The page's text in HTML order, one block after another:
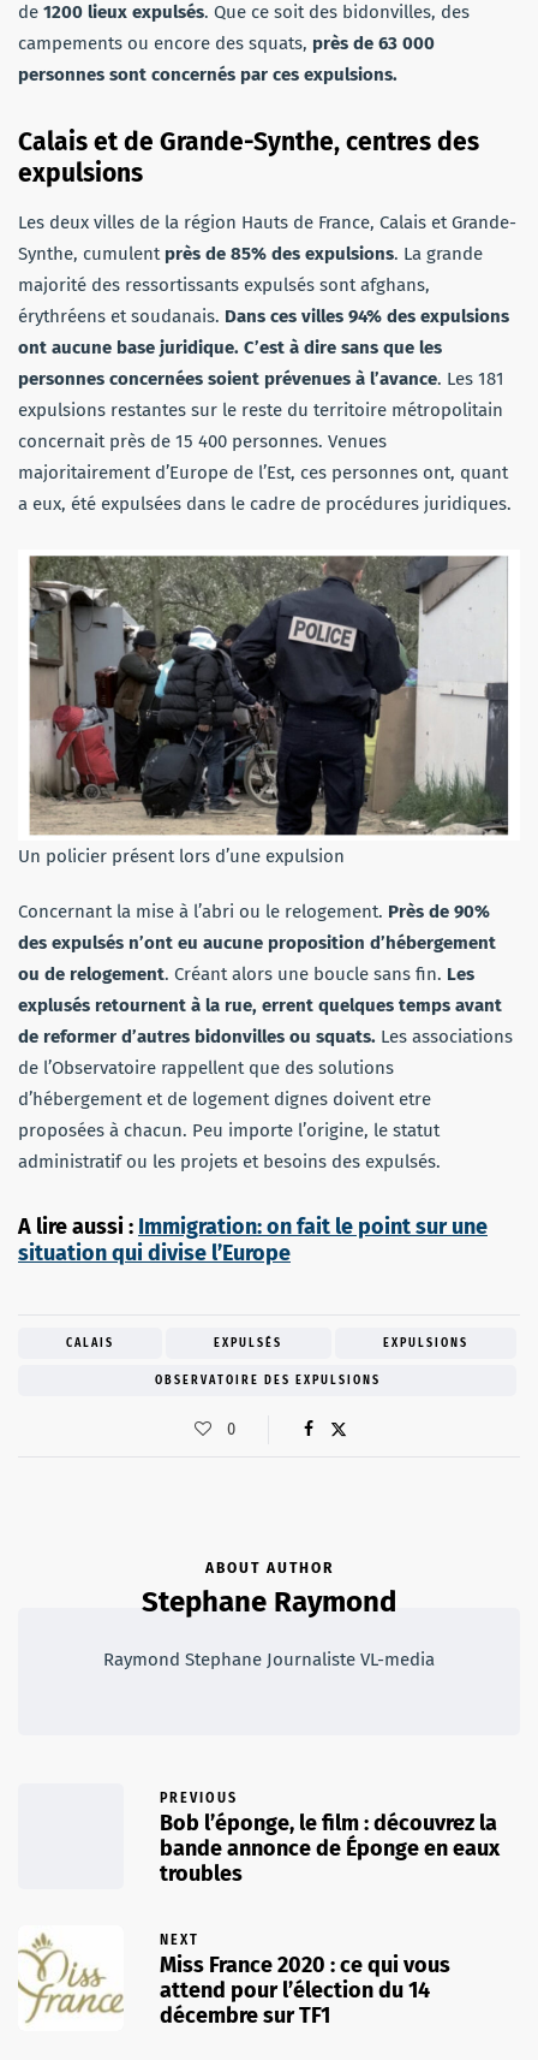
de 1200 lieux expulsés. Que ce soit des bidonvilles, des
campements ou encore des squats, près de 63 000
personnes sont concernés par ces expulsions.
Calais et de Grande-Synthe, centres des
expulsions
Les deux villes de la région Hauts de France, Calais et Grande-
Synthe, cumulent près de 85% des expulsions. La grande
majorité des ressortissants expulsés sont afghans,
érythréens et soudanais. Dans ces villes 94% des expulsions
ont aucune base juridique. C’est à dire sans que les
personnes concernées soient prévenues à l’avance. Les 181
expulsions restantes sur le reste du territoire métropolitain
concernait près de 15 400 personnes. Venues
majoritairement d’Europe de l’Est, ces personnes ont, quant
a eux, été expulsées dans le cadre de procédures juridiques.
Un policier présent lors d’une expulsion
Concernant la mise à l’abri ou le relogement. Près de 90%
des expulsés n’ont eu aucune proposition d’hébergement
ou de relogement. Créant alors une boucle sans fin. Les
explusés retournent à la rue, errent quelques temps avant
de reformer d’autres bidonvilles ou squats. Les associations
de l’Observatoire rappellent que des solutions
d’hébergement et de logement dignes doivent etre
proposées à chacun. Peu importe l’origine, le statut
administratif ou les projets et besoins des expulsés.
A lire aussi : Immigration: on fait le point sur une
situation qui divise l’Europe
CALAIS EXPULSÉS EXPULSIONS
OBSERVATOIRE DES EXPULSIONS
0
ABOUT AUTHOR
Stephane Raymond
Raymond Stephane Journaliste VL-media
PREVIOUS
Bob l’éponge, le film : découvrez la
bande annonce de Éponge en eaux
troubles
NEXT
Miss France 2020 : ce qui vous
attend pour l’élection du 14
décembre sur TF1